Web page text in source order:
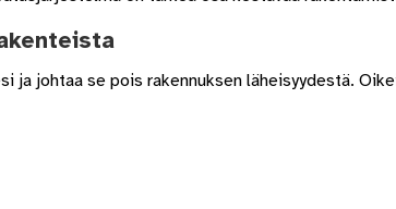
ja johtaa se pois rakennuksen läheisyydestä.